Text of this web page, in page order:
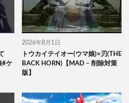
#ケ
2026年8月1日
トウカイテイオー(ウマ娘)×刃(THE
BACK HORN)【MAD – 削除対策
版】